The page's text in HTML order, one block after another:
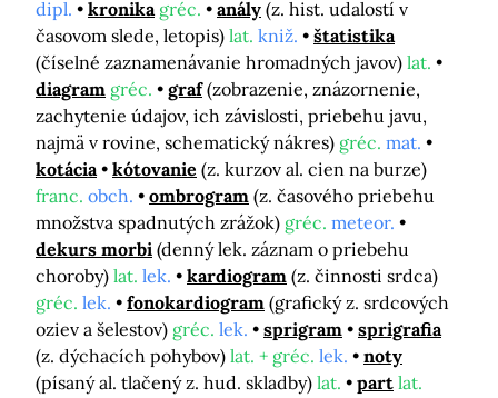
dipl.
kronika gréc. anály (z. hist. udalostí v
časovom slede, letopis) lat. kniž.
štatistika
(číselné zaznamenávanie hromadných javov) lat.
diagram gréc. graf (zobrazenie, znázornenie,
zachytenie údajov, ich závislosti, priebehu javu,
najmä v rovine, schematický nákres) gréc. mat.
kotácia
kótovanie (z. kurzov al. cien na burze)
franc. obch. ombrogram (z. časového priebehu
množstva spadnutých zrážok) gréc. meteor.
dekurs morbi (denný lek. záznam o priebehu
choroby) lat. lek. kardiogram (z. činnosti srdca)
gréc. lek. fonokardiogram (grafický z. srdcových
oziev a šelestov) gréc. lek. sprigram
sprigrafia
(z. dýchacích pohybov) lat. + gréc. lek.
noty
(písaný al. tlačený z. hud. skladby) lat. part lat.